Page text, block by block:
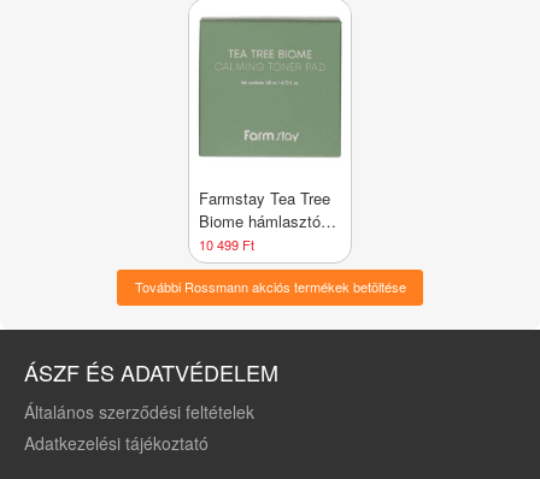
Farmstay Tea Tree
Biome hámlasztó
vattakorongok
teafával - 140 ml
10 499 Ft
További Rossmann akciós termékek betöltése
ÁSZF ÉS ADATVÉDELEM
Általános szerződési feltételek
Adatkezelési tájékoztató